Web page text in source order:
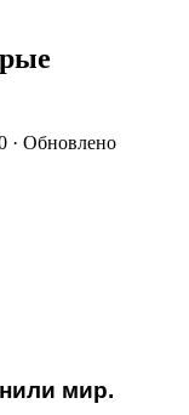
· Обновлено
мир.